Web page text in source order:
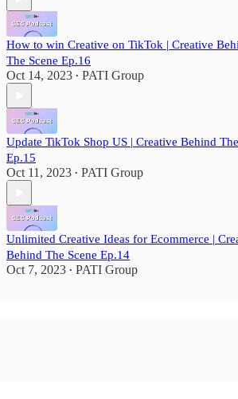
How to win Creative on TikTok | Creative
The Scene Ep.16
Oct 14, 2023 • PATI Group
Update TikTok Shop US | Creative Behind
Ep.15
Oct 11, 2023 • PATI Group
Unlimited Creative Ideas for Ecommerce |
Behind The Scene Ep.14
Oct 7, 2023 • PATI Group